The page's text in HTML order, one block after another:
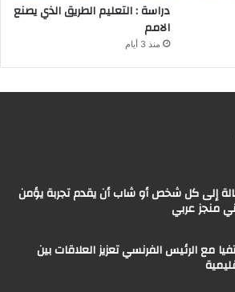
دراسة : التعليم الطريق الذي يصنع
الامم
منذ 3 أيام
إلى كل شخص أو شاب أن يقدم تجربة يؤمن
منجز عربي
مع الرئيس الفرنسي تعزيز العلاقات بين